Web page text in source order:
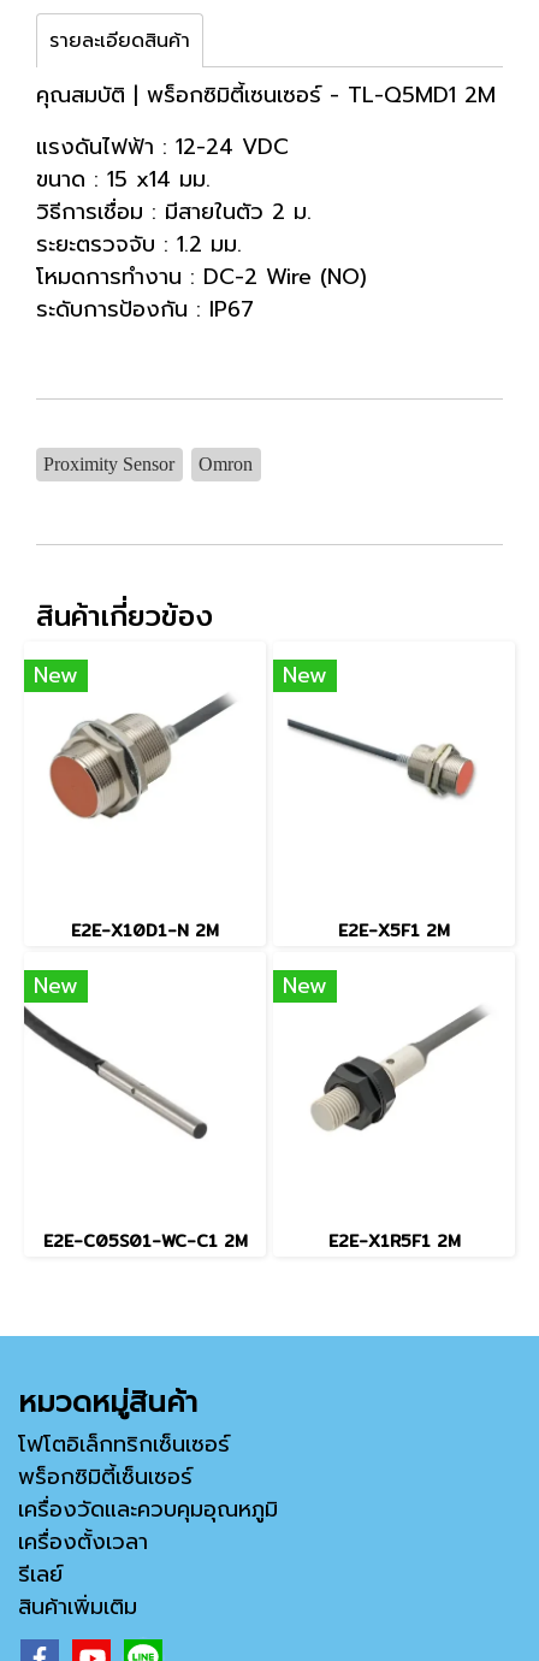
รายละเอียดสินค้า
คุณสมบัติ | พร็อกซิมิตี้เซนเซอร์ - TL-Q5MD1 2M
แรงดันไฟฟ้า : 12-24 VDC
ขนาด : 15 x14 มม.
วิธีการเชื่อม : มีสายในตัว 2 ม.
ระยะตรวจจับ : 1.2 มม.
โหมดการทำงาน : DC-2 Wire (NO)
ระดับการป้องกัน : IP67
Proximity Sensor Omron
สินค้าเกี่ยวข้อง
New
E2E-X10D1-N 2M
New
E2E-X5F1 2M
New
E2E-C05S01-WC-C1 2M
New
E2E-X1R5F1 2M
หมวดหมู่สินค้า
โฟโตอิเล็กทริกเซ็นเซอร์
พร็อกซิมิตี้เซ็นเซอร์
เครื่องวัดและควบคุมอุณหภูมิ
เครื่องตั้งเวลา
รีเลย์
สินค้าเพิ่มเติม